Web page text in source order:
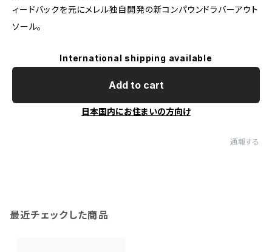
ィードバックを元にメレル独自開発の新コンパウンドラバーアウト
ソール。
International shipping available
Add to cart
日本国内にお住まいの方向け
通報する
最近チェックした商品